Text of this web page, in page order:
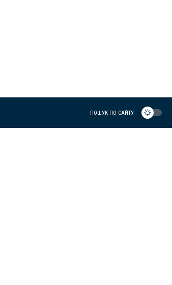
ПОШУК ПО САЙТУ